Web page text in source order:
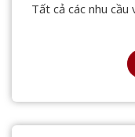
Tất cả các nhu